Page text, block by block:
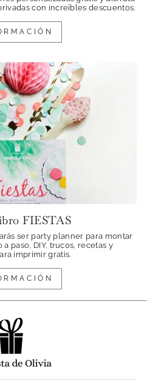
con increíbles descuentos.
FIESTAS
ser party planner para montar
a paso, DIY, trucos, recetas y
imprimir gratis.